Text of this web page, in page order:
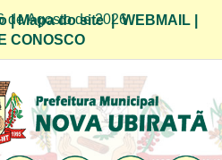
de Agosto de 2026
|Mapa do site|WEBMAIL
CONOSCO